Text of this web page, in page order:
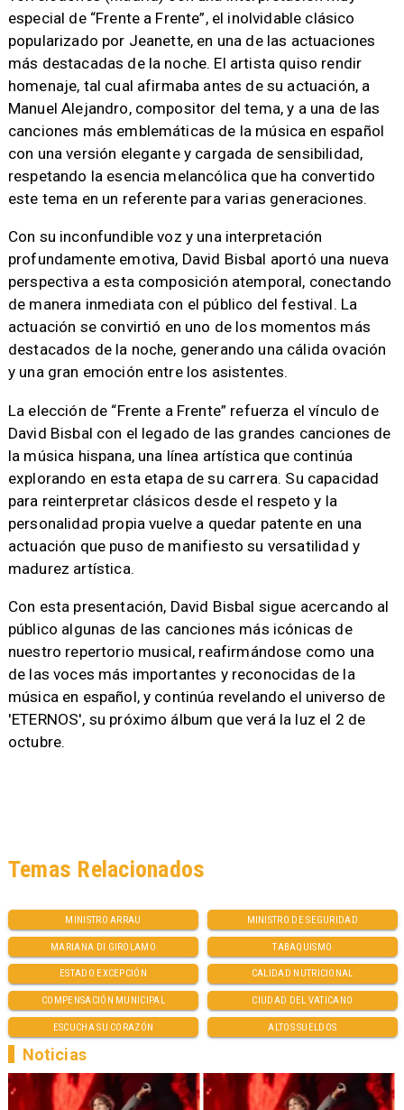
especial de “Frente a Frente”, el inolvidable clásico
popularizado por Jeanette, en una de las actuaciones
más destacadas de la noche. El artista quiso rendir
homenaje, tal cual afirmaba antes de su actuación, a
Manuel Alejandro, compositor del tema, y a una de las
canciones más emblemáticas de la música en español
con una versión elegante y cargada de sensibilidad,
respetando la esencia melancólica que ha convertido
este tema en un referente para varias generaciones.
​Con su inconfundible voz y una interpretación
profundamente emotiva, David Bisbal aportó una nueva
perspectiva a esta composición atemporal, conectando
de manera inmediata con el público del festival. La
actuación se convirtió en uno de los momentos más
destacados de la noche, generando una cálida ovación
y una gran emoción entre los asistentes.
​La elección de “Frente a Frente” refuerza el vínculo de
David Bisbal con el legado de las grandes canciones de
la música hispana, una línea artística que continúa
explorando en esta etapa de su carrera. Su capacidad
para reinterpretar clásicos desde el respeto y la
personalidad propia vuelve a quedar patente en una
actuación que puso de manifiesto su versatilidad y
madurez artística.
​Con esta presentación, David Bisbal sigue acercando al
público algunas de las canciones más icónicas de
nuestro repertorio musical, reafirmándose como una
de las voces más importantes y reconocidas de la
música en español, y continúa revelando el universo de
'ETERNOS', su próximo álbum que verá la luz el 2 de
octubre.
MINISTRO ARRAU MINISTRO DE SEGURIDAD
MARIANA DI GIROLAMO TABAQUISMO
ESTADO EXCEPCIÓN CALIDAD NUTRICIONAL
COMPENSACIÓN MUNICIPAL CIUDAD DEL VATICANO
ESCUCHA SU CORAZÓN ALTOS SUELDOS
Temas Relacionados
Noticias